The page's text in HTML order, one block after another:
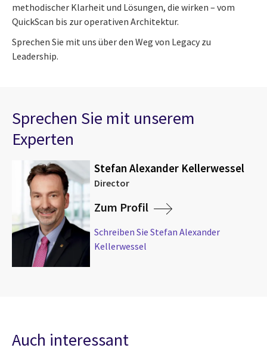
methodischer Klarheit und Lösungen, die wirken – vom
QuickScan bis zur operativen Architektur.
Sprechen Sie mit uns über den Weg von Legacy zu
Leadership.
Sprechen Sie mit unserem
Experten
Stefan Alexander Kellerwessel
Director
Zum Profil
Schreiben Sie Stefan Alexander
Kellerwessel
Auch interessant